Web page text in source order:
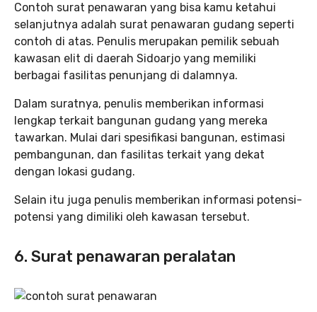
Contoh surat penawaran yang bisa kamu ketahui
selanjutnya adalah surat penawaran gudang seperti
contoh di atas. Penulis merupakan pemilik sebuah
kawasan elit di daerah Sidoarjo yang memiliki
berbagai fasilitas penunjang di dalamnya.
Dalam suratnya, penulis memberikan informasi
lengkap terkait bangunan gudang yang mereka
tawarkan. Mulai dari spesifikasi bangunan, estimasi
pembangunan, dan fasilitas terkait yang dekat
dengan lokasi gudang.
Selain itu juga penulis memberikan informasi potensi-
potensi yang dimiliki oleh kawasan tersebut.
6. Surat penawaran peralatan